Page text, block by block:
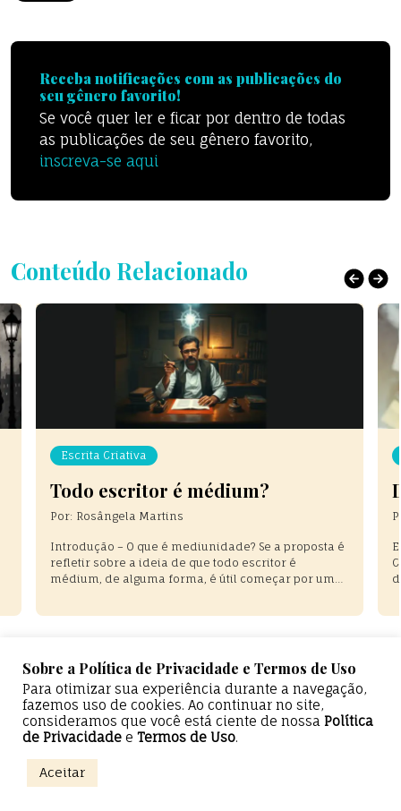
Receba notificações com as publicações do
seu gênero favorito!
Se você quer ler e ficar por dentro de todas
as publicações de seu gênero favorito,
inscreva-se aqui
Conteúdo Relacionado
Escrita Criativa
Todo escritor é médium?
Por: Rosângela Martins
Introdução – O que é mediunidade? Se a proposta é
refletir sobre a ideia de que todo escritor é
médium, de alguma forma, é útil começar por uma
Sobre a Política de Privacidade e Termos de Uso
Para otimizar sua experiência durante a navegação,
fazemos uso de cookies. Ao continuar no site,
consideramos que você está ciente de nossa Política
de Privacidade e Termos de Uso.
Aceitar